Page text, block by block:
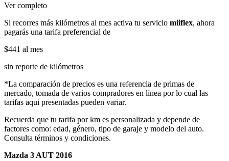
Ver completo
Si recorres más kilómetros al mes activa tu servicio miiflex, ahora
pagarás una tarifa preferencial de
$441 al mes
sin reporte de kilómetros
*La comparación de precios es una referencia de primas de
mercado, tomada de varios compradores en línea por lo cual las
tarifas aqui presentadas pueden variar.
Recuerda que tu tarifa por km es personalizada y depende de
factores como: edad, género, tipo de garaje y modelo del auto.
Consulta términos y condiciones.
Mazda 3 AUT 2016